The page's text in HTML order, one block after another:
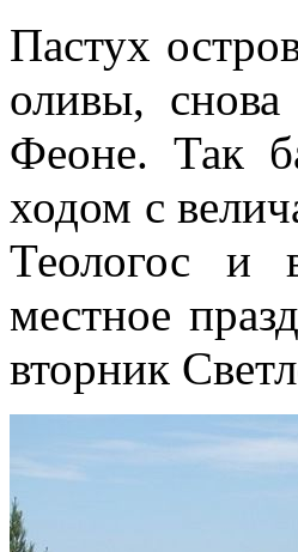
Пастух
оливы,
Феоне. Так
ходом с
Теологос и
местное
вторник